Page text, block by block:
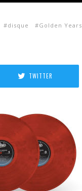
disque Golden Years
TWITTER